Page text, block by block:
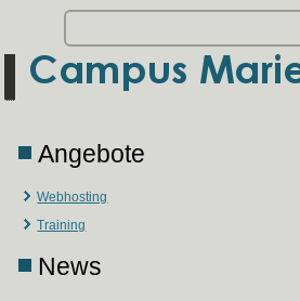
Angebote
Webhosting
Training
News